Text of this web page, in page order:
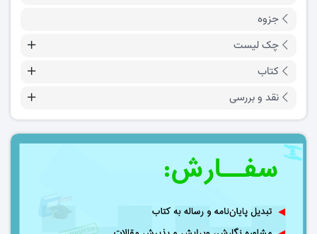
جزوه
چک لیست
کتاب
نقد و بررسی